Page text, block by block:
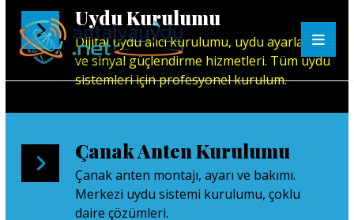
Uydu Kurulumu
Dijital uydu alıcı kurulumu, uydu ayarlama
ve sinyal güçlendirme hizmetleri. Tüm uydu
sistemleri için profesyonel kurulum.
Çanak Anten Kurulumu
Çanak anten montajı, ayarı ve bakımı.
Merkezi uydu sistemi kurulumu, çoklu
daire çözümleri.